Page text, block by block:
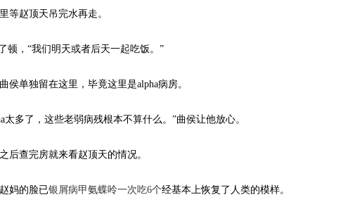
等赵顶天吊完水再走。
顿，“我们明天或者后天一起吃饭。”
单独留在这里，毕竟这里是alpha病房。
太多了，这些老弱病残根本不算什么。”曲侯让他放心。
后查完房就来看赵顶天的情况。
妈的脸已银屑病甲氨蝶呤一次吃6个经基本上恢复了人类的模样。